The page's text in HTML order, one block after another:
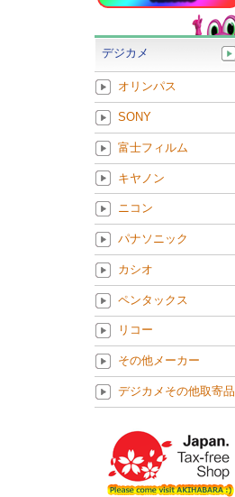
デジカメ
オリンパス
SONY
富士フィルム
キヤノン
ニコン
パナソニック
カシオ
ペンタックス
リコー
その他メーカー
デジカメその他取寄品